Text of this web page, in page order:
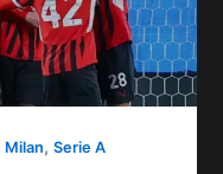
Milan,Serie A